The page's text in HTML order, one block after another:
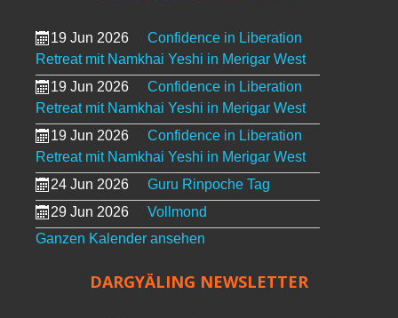
19 Jun 2026
Confidence in Liberation
Retreat mit Namkhai Yeshi in Merigar West
19 Jun 2026
Confidence in Liberation
Retreat mit Namkhai Yeshi in Merigar West
19 Jun 2026
Confidence in Liberation
Retreat mit Namkhai Yeshi in Merigar West
24 Jun 2026
Guru Rinpoche Tag
29 Jun 2026
Vollmond
Ganzen Kalender ansehen
DARGYÄLING NEWSLETTER